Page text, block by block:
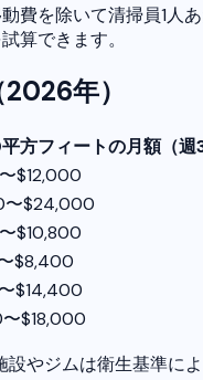
費を除いて清掃員1
算できます。
年）
方フィートの月額（週3
$12,000
〜$24,000
$10,800
$8,400
$14,400
$18,000
やジムは衛生基準に